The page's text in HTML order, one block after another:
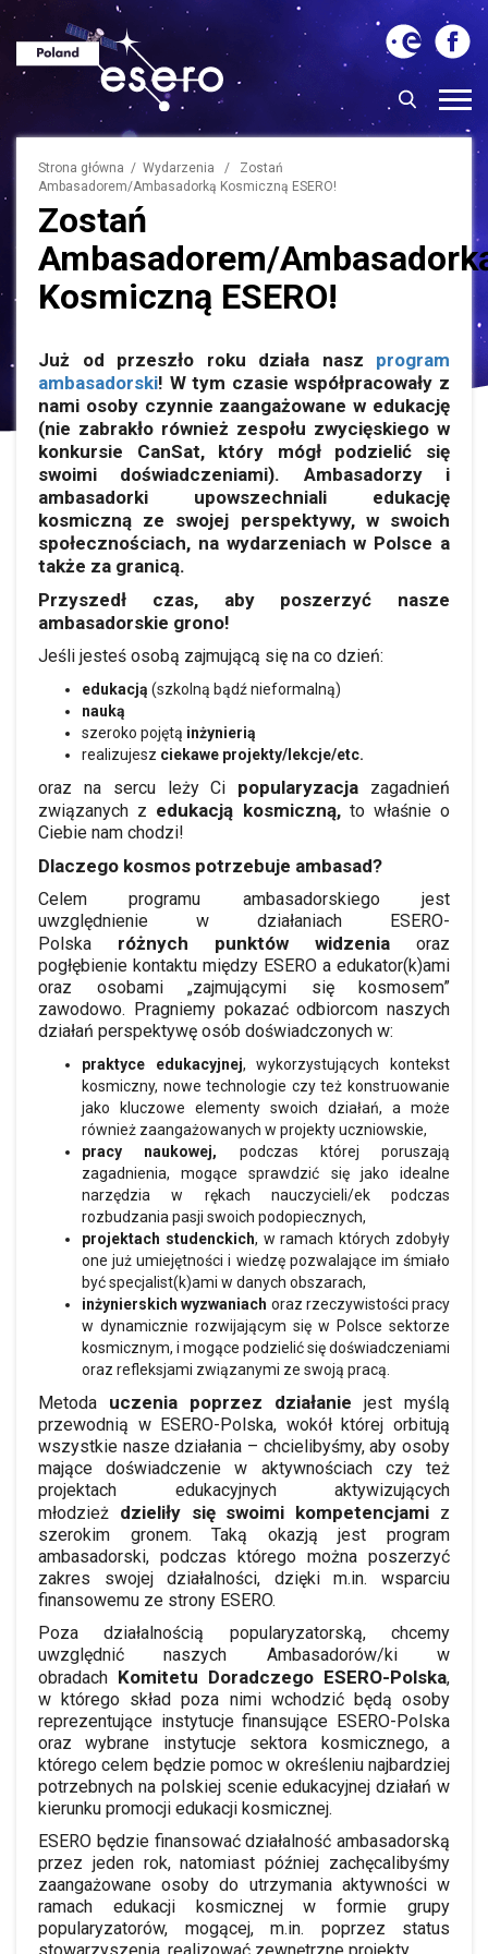
Strona główna / Wydarzenia / Zostań
Ambasadorem/Ambasadorką Kosmiczną ESERO!
Zostań
Ambasadorem/
Kosmiczną ESERO!
Już od przeszło roku działa nasz program
ambasadorski! W tym czasie współpracowały z
nami osoby czynnie zaangażowane w edukację
(nie zabrakło również zespołu zwycięskiego w
konkursie CanSat, który mógł podzielić się
swoimi doświadczeniami). Ambasadorzy i
ambasadorki upowszechniali edukację
kosmiczną ze swojej perspektywy, w swoich
społecznościach, na wydarzeniach w Polsce a
także za granicą.
Przyszedł czas, aby poszerzyć nasze
ambasadorskie grono!
Jeśli jesteś osobą zajmującą się na co dzień:
edukacją (szkolną bądź nieformalną)
nauką
szeroko pojętą inżynierią
realizujesz ciekawe projekty/lekcje/etc.
oraz na sercu leży Ci popularyzacja zagadnień
związanych z edukacją kosmiczną, to właśnie o
Ciebie nam chodzi!
Dlaczego kosmos potrzebuje ambasad?
Celem programu ambasadorskiego jest
uwzględnienie w działaniach ESERO-
Polska różnych punktów widzenia oraz
pogłębienie kontaktu między ESERO a edukator(k)ami
oraz osobami „zajmującymi się kosmosem”
zawodowo. Pragniemy pokazać odbiorcom naszych
działań perspektywę osób doświadczonych w:
praktyce edukacyjnej, wykorzystujących kontekst
kosmiczny, nowe technologie czy też konstruowanie
jako kluczowe elementy swoich działań, a może
również zaangażowanych w projekty uczniowskie,
pracy naukowej, podczas której poruszają
zagadnienia, mogące sprawdzić się jako idealne
narzędzia w rękach nauczycieli/ek podczas
rozbudzania pasji swoich podopiecznych,
projektach studenckich, w ramach których zdobyły
one już umiejętności i wiedzę pozwalające im śmiało
być specjalist(k)ami w danych obszarach,
inżynierskich wyzwaniach oraz rzeczywistości pracy
w dynamicznie rozwijającym się w Polsce sektorze
kosmicznym, i mogące podzielić się doświadczeniami
oraz refleksjami związanymi ze swoją pracą.
Metoda uczenia poprzez działanie jest myślą
przewodnią w ESERO-Polska, wokół której orbitują
wszystkie nasze działania – chcielibyśmy, aby osoby
mające doświadczenie w aktywnościach czy też
projektach edukacyjnych aktywizujących
młodzież dzieliły się swoimi kompetencjami z
szerokim gronem. Taką okazją jest program
ambasadorski, podczas którego można poszerzyć
zakres swojej działalności, dzięki m.in. wsparciu
finansowemu ze strony ESERO.
Poza działalnością popularyzatorską, chcemy
uwzględnić naszych Ambasadorów/ki w
obradach Komitetu Doradczego ESERO-Polska,
w którego skład poza nimi wchodzić będą osoby
reprezentujące instytucje finansujące ESERO-Polska
oraz wybrane instytucje sektora kosmicznego, a
którego celem będzie pomoc w określeniu najbardziej
potrzebnych na polskiej scenie edukacyjnej działań w
kierunku promocji edukacji kosmicznej.
ESERO będzie finansować działalność ambasadorską
przez jeden rok, natomiast później zachęcalibyśmy
zaangażowane osoby do utrzymania aktywności w
ramach edukacji kosmicznej w formie grupy
popularyzatorów, mogącej, m.in. poprzez status
stowarzyszenia, realizować zewnętrzne projekty.